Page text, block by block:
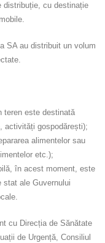
distribuție, cu destinație
SA au distribuit un volum
teren este destinată
activități gospodărești);
alimentelor sau
etc.);
în acest moment, este
stat ale Guvernului
cu Direcția de Sănătate
de Urgență, Consiliul